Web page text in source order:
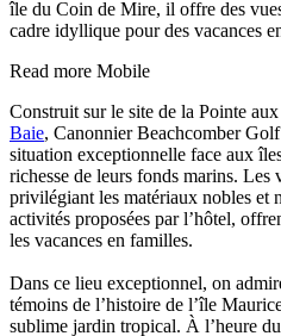
île du Coin de Mire, il offre des
cadre idyllique pour des vacances
Read more Mobile
Construit sur le site de la Pointe
Baie, Canonnier Beachcomber
situation exceptionnelle face aux
richesse de leurs fonds marins. Les
privilégiant les matériaux nobles et
activités proposées par l’hôtel,
les vacances en familles.
Dans ce lieu exceptionnel, on
témoins de l’histoire de l’île
sublime jardin tropical. À l’heure